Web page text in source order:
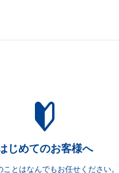
じめてのお客様へ
ことはなんでもお任せください。